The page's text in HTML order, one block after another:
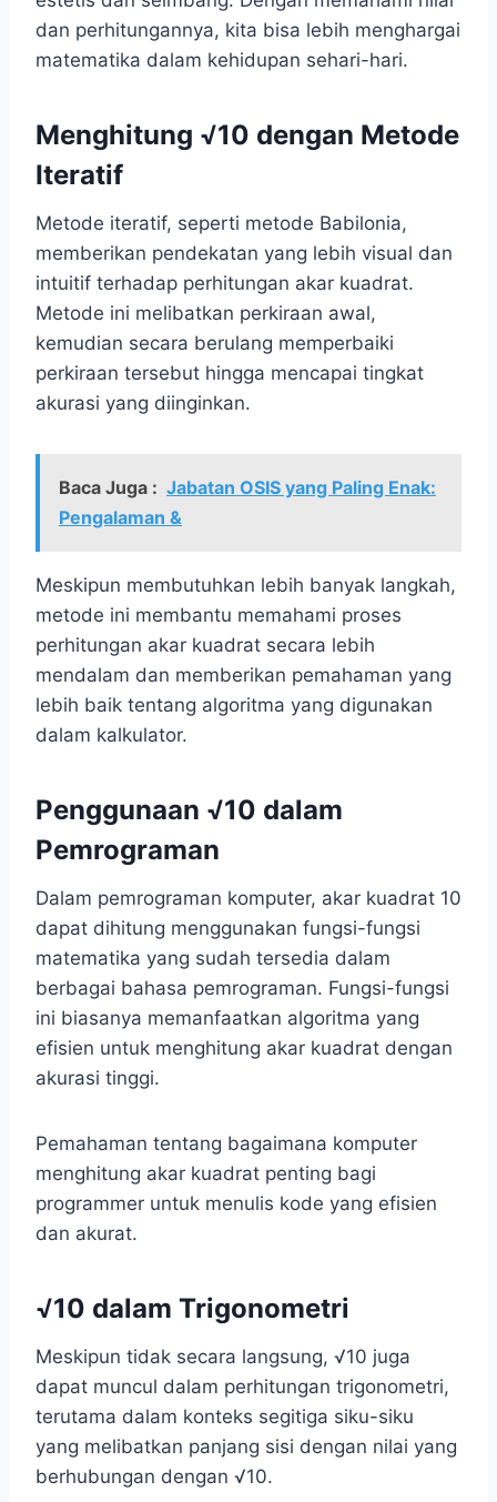
dan perhitungannya, kita bisa lebih menghargai
matematika dalam kehidupan sehari-hari.
Menghitung √10 dengan Metode
Iteratif
Metode iteratif, seperti metode Babilonia,
memberikan pendekatan yang lebih visual dan
intuitif terhadap perhitungan akar kuadrat.
Metode ini melibatkan perkiraan awal,
kemudian secara berulang memperbaiki
perkiraan tersebut hingga mencapai tingkat
akurasi yang diinginkan.
Baca Juga : Jabatan OSIS yang Paling Enak:
Pengalaman &
Meskipun membutuhkan lebih banyak langkah,
metode ini membantu memahami proses
perhitungan akar kuadrat secara lebih
mendalam dan memberikan pemahaman yang
lebih baik tentang algoritma yang digunakan
dalam kalkulator.
Penggunaan √10 dalam
Pemrograman
Dalam pemrograman komputer, akar kuadrat 10
dapat dihitung menggunakan fungsi-fungsi
matematika yang sudah tersedia dalam
berbagai bahasa pemrograman. Fungsi-fungsi
ini biasanya memanfaatkan algoritma yang
efisien untuk menghitung akar kuadrat dengan
akurasi tinggi.
Pemahaman tentang bagaimana komputer
menghitung akar kuadrat penting bagi
programmer untuk menulis kode yang efisien
dan akurat.
√10 dalam Trigonometri
Meskipun tidak secara langsung, √10 juga
dapat muncul dalam perhitungan trigonometri,
terutama dalam konteks segitiga siku-siku
yang melibatkan panjang sisi dengan nilai yang
berhubungan dengan √10.